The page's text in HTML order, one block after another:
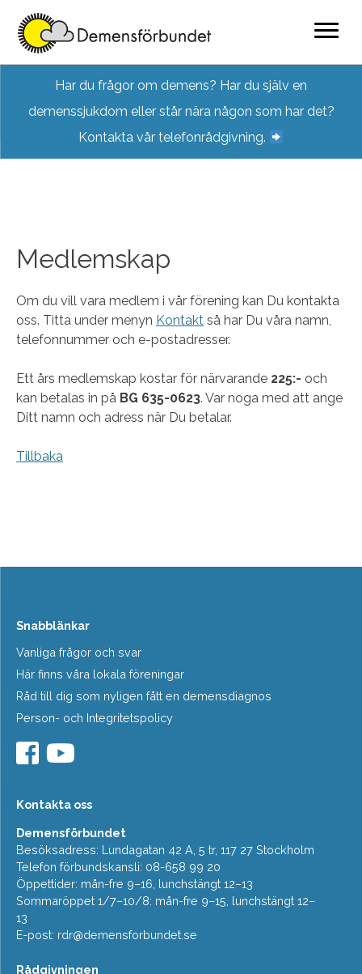
content
Har du frågor om demens? Har du själv en
demenssjukdom eller står nära någon som har det?
Kontakta vår telefonrådgivning.
Medlemskap
Om du vill vara medlem i vår förening kan Du kontakta
oss. Titta under menyn Kontakt så har Du våra namn,
telefonnummer och e-postadresser.
Ett års medlemskap kostar för närvarande 225:- och
kan betalas in på BG 635-0623. Var noga med att ange
Ditt namn och adress när Du betalar.
Tillbaka
Snabblänkar
Vanliga frågor och svar
Här finns våra lokala föreningar
Råd till dig som nyligen fått en demensdiagnos
Person- och Integritetspolicy
Kontakta oss
Demensförbundet
Besöksadress: Lundagatan 42 A, 5 tr, 117 27 Stockholm
Telefon förbundskansli: 08-658 99 20
Öppettider: mån-fre 9–16, lunchstängt 12–13
Sommaröppet 1/7–10/8: mån-fre 9–15, lunchstängt 12–
13
E-post: rdr@demensforbundet.se
Rådgivningen